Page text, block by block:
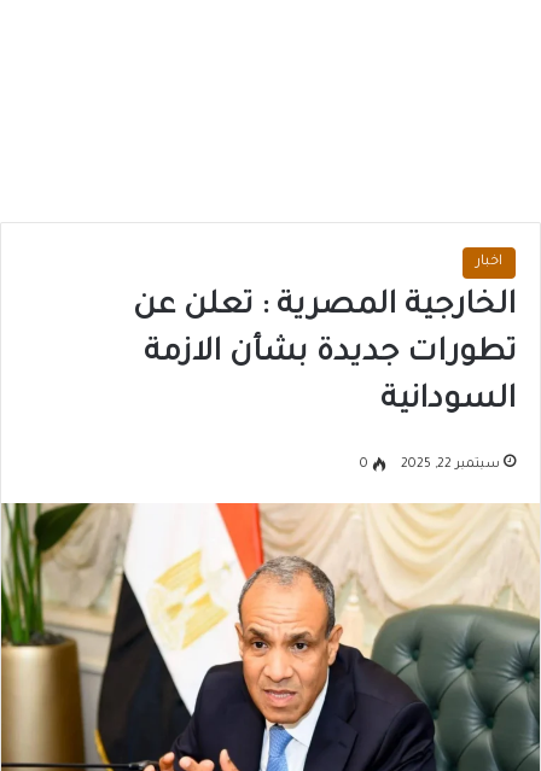
اخبار
الخارجية المصرية : تعلن عن
تطورات جديدة بشأن الازمة
السودانية
سبتمبر 22, 2025 0